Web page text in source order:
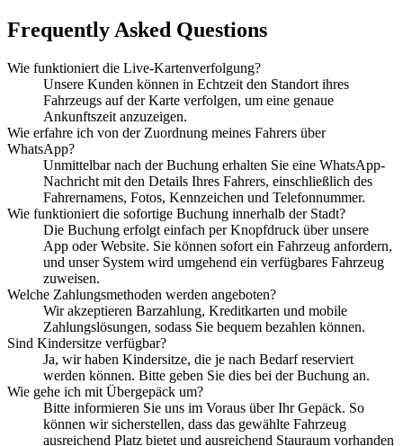
Frequently Asked Questions
Wie funktioniert die Live-Kartenverfolgung?
Unsere Kunden können in Echtzeit den Standort ihres
Fahrzeugs auf der Karte verfolgen, um eine genaue
Ankunftszeit anzuzeigen.
Wie erfahre ich von der Zuordnung meines Fahrers über
WhatsApp?
Unmittelbar nach der Buchung erhalten Sie eine WhatsApp-
Nachricht mit den Details Ihres Fahrers, einschließlich des
Fahrernamens, Fotos, Kennzeichen und Telefonnummer.
Wie funktioniert die sofortige Buchung innerhalb der Stadt?
Die Buchung erfolgt einfach per Knopfdruck über unsere
App oder Website. Sie können sofort ein Fahrzeug anfordern,
und unser System wird umgehend ein verfügbares Fahrzeug
zuweisen.
Welche Zahlungsmethoden werden angeboten?
Wir akzeptieren Barzahlung, Kreditkarten und mobile
Zahlungslösungen, sodass Sie bequem bezahlen können.
Sind Kindersitze verfügbar?
Ja, wir haben Kindersitze, die je nach Bedarf reserviert
werden können. Bitte geben Sie dies bei der Buchung an.
Wie gehe ich mit Übergepäck um?
Bitte informieren Sie uns im Voraus über Ihr Gepäck. So
können wir sicherstellen, dass das gewählte Fahrzeug
ausreichend Platz bietet und ausreichend Stauraum vorhanden